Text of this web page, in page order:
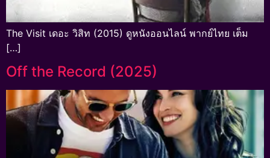
The Visit เดอะ วิสิท (2015) ดูหนังออนไลน์ พากย์ไทย เต็ม
[…]
Off the Record (2025)